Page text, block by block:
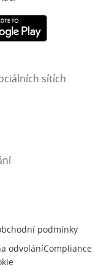
okně
sítích
okně
podmínky
odvoláníCompliance